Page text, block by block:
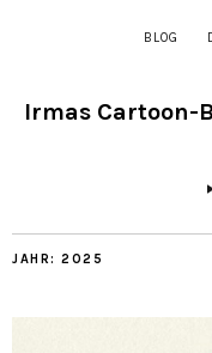
BLOG
Irmas Cartoon-
JAHR: 2025